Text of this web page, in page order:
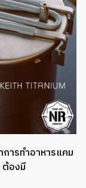
ารทำอาหารแคม
ต้องมี